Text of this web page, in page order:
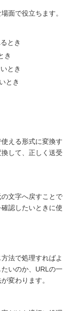
面で役立ちます。
とき
き
とき
とき
える形式に変換す
して、正しく送受
文字へ戻すことで
認したいときに使
法で処理すればよ
いのか、URLの一
変わります。